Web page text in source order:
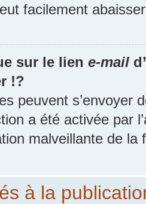
facilement
sur le lien e-mail
!?
peuvent s’envoyer
a été activée par
malveillante de
à la